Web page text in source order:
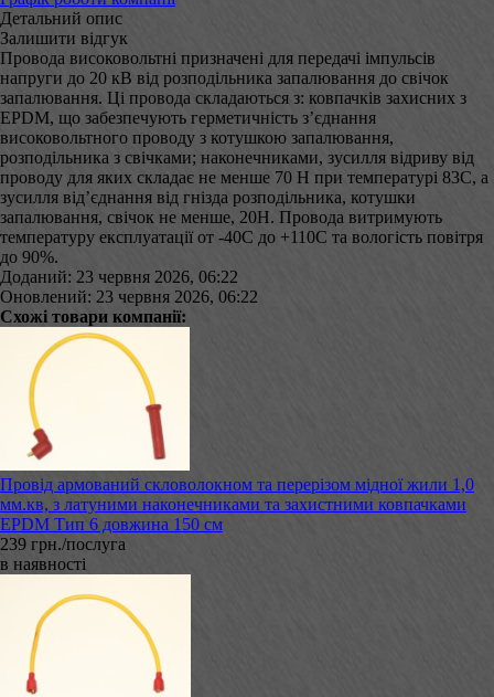
Детальний опис
Залишити відгук
Провода високовольтні призначені для передачі імпульсів
напруги до 20 кВ від розподільника запалювання до свічок
запалювання. Ці провода складаються з: ковпачків захисних з
EPDM, що забезпечують герметичність з’єднання
високовольтного проводу з котушкою запалювання,
розподільника з свічками; наконечниками, зусилля відриву від
проводу для яких складає не менше 70 Н при температурі 83С, а
зусилля від’єднання від гнізда розподільника, котушки
запалювання, свічок не менше, 20Н. Провода витримують
температуру експлуатації от -40С до +110С та вологість повітря
до 90%.
Доданий: 23 червня 2026, 06:22
Оновлений: 23 червня 2026, 06:22
Схожі товари компанії:
Провід армований скловолокном та перерізом мідної жили 1,0
мм.кв, з латуними наконечниками та захистними ковпачками
EPDM Тип 6 довжина 150 см
239 грн./послуга
в наявності